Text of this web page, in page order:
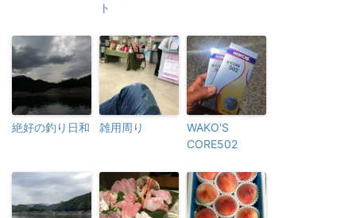
ト
絶好の釣り日和 雑用周り
WAKO'S
CORE502